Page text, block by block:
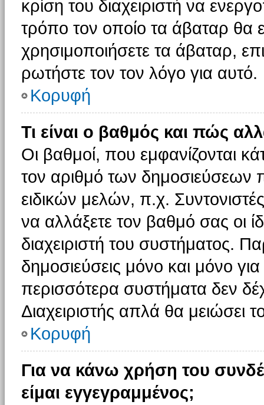
κρίση του διαχειριστή να
τρόπο τον οποίο τα άβαταρ θα
χρησιμοποιήσετε τα άβαταρ,
ρωτήστε τον τον λόγο για αυτό.
Κορυφή
Τι είναι ο βαθμός και πώς
Οι βαθμοί, που εμφανίζονται
τον αριθμό των δημοσιεύσεων
ειδικών μελών, π.χ.
να αλλάξετε τον βαθμό σας οι
διαχειριστή του συστήματος.
δημοσιεύσεις μόνο και μόνο
περισσότερα συστήματα δεν
Διαχειριστής απλά θα μειώσει
Κορυφή
Για να κάνω χρήση του
είμαι εγγεγραμμένος;